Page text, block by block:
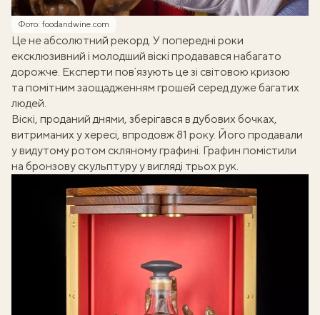
Фото: foodandwine.com
Це не абсолютний рекорд. У попередні роки
ексклюзивний і молодший віскі продавався набагато
дорожче. Експерти повʼязують це зі світовою кризою
та помітним заощадженням грошей серед дуже багатих
людей.
Віскі, проданий днями, зберігався в дубових бочках,
витриманих у хересі, впродовж 81 року. Його продавали
у видутому ротом скляному графині. Графин помістили
на бронзову скульптуру у вигляді трьох рук.